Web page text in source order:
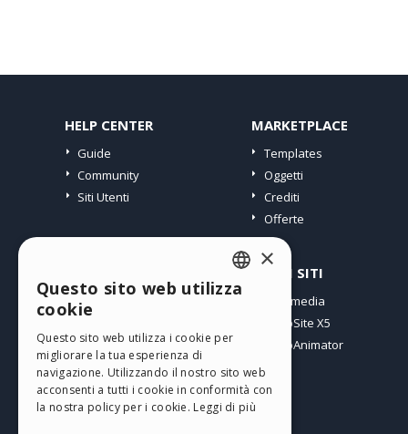
HELP CENTER
Guide
Community
Siti Utenti
MARKETPLACE
Templates
Oggetti
Crediti
Offerte
I miei post
I miei Download
Spazio Web
I miei Crediti
ALTRI SITI
Incomedia
WebSite X5
WebAnimator
ENGLISH
SPANISH
PORTUGUESE
×
Questo sito web utilizza
cookie
Questo sito web utilizza i cookie per
migliorare la tua esperienza di
navigazione. Utilizzando il nostro sito web
acconsenti a tutti i cookie in conformità con
la nostra policy per i cookie. Leggi di più